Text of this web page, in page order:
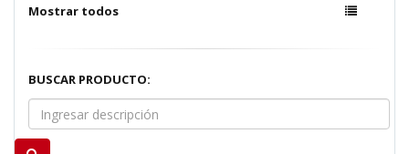
Mostrar todos
BUSCAR PRODUCTO: